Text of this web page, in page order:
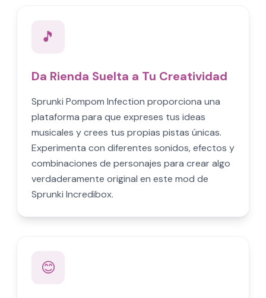
🎵
Da Rienda Suelta a Tu Creatividad
Sprunki Pompom Infection proporciona una
plataforma para que expreses tus ideas
musicales y crees tus propias pistas únicas.
Experimenta con diferentes sonidos, efectos y
combinaciones de personajes para crear algo
verdaderamente original en este mod de
Sprunki Incredibox.
😊